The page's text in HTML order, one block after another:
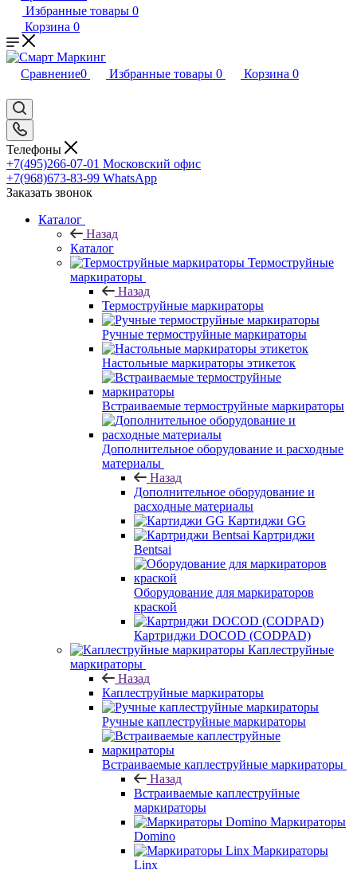
Избранные товары 0
Корзина 0
Сравнение0 Избранные товары 0 Корзина 0
Телефоны
+7(495)266-07-01 Московский офис
+7(968)673-83-99 WhatsApp
Заказать звонок
Каталог
Назад
Каталог
Термоструйные
маркираторы
Назад
Термоструйные маркираторы
Ручные термоструйные маркираторы
Настольные маркираторы этикеток
Встраиваемые термоструйные маркираторы
Дополнительное оборудование и расходные
материалы
Назад
Дополнительное оборудование и
расходные материалы
Картиджи GG
Картриджи
Bentsai
Оборудование для маркираторов
краской
Картриджи DOCOD (CODPAD)
Каплеструйные
маркираторы
Назад
Каплеструйные маркираторы
Ручные каплеструйные маркираторы
Встраиваемые каплеструйные маркираторы
Назад
Встраиваемые каплеструйные
маркираторы
Маркираторы
Domino
Маркираторы
Linx